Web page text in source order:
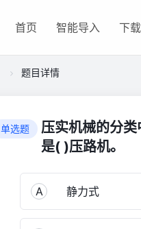
首页 智能导入 下
题目详情
单选题
压实机械的分
是( )压路机。
A 静力式